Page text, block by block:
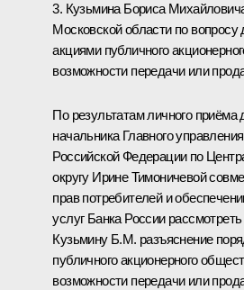
3. Кузьмина Бориса
Московской области по вопросу
акциями публичного
возможности передачи или
По результатам личного
начальника Главного
Российской Федерации по
округу Ирине Тимоничевой
прав потребителей и
услуг Банка России
Кузьмину Б.М. разъяснение
публичного акционерного
возможности передачи или